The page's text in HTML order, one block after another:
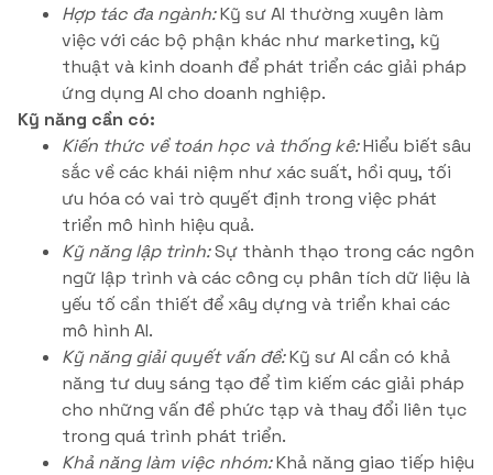
Hợp tác đa ngành:Kỹ sư AI thường xuyên làm
việc với các bộ phận khác như marketing, kỹ
thuật và kinh doanh để phát triển các giải pháp
ứng dụng AI cho doanh nghiệp.
Kỹ năng cần có:
Kiến thức về toán học và thống kê:Hiểu biết sâu
sắc về các khái niệm như xác suất, hồi quy, tối
ưu hóa có vai trò quyết định trong việc phát
triển mô hình hiệu quả.
Kỹ năng lập trình:Sự thành thạo trong các ngôn
ngữ lập trình và các công cụ phân tích dữ liệu là
yếu tố cần thiết để xây dựng và triển khai các
mô hình AI.
Kỹ năng giải quyết vấn đề:Kỹ sư AI cần có khả
năng tư duy sáng tạo để tìm kiếm các giải pháp
cho những vấn đề phức tạp và thay đổi liên tục
trong quá trình phát triển.
Khả năng làm việc nhóm:Khả năng giao tiếp hiệu